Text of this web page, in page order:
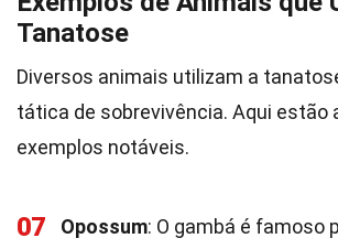
Tanatose
Diversos animais utilizam a
tática de sobrevivência. Aqui estão
exemplos notáveis.
07 Opossum: O gambá é famoso